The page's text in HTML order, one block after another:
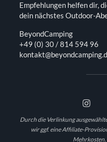
Empfehlungen helfen dir,
dein nächstes Outdoor-
BeyondCamping
+49 (0) 30 / 814 594 96
Durch die Verlinkung
wir ggf. eine Affiliate-
Mehrkosten.